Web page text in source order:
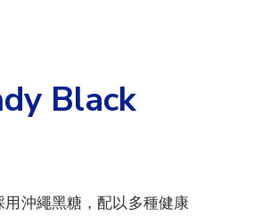
Black
沖繩黑糖，配以多種健康